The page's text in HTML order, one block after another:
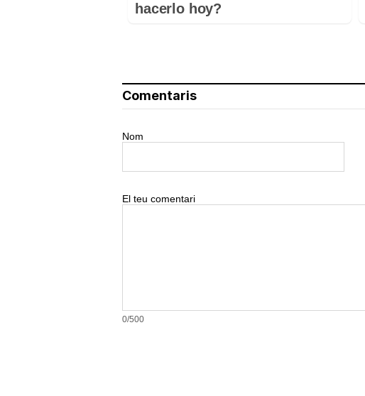
hacerlo hoy?
Comentaris
Nom
El teu comentari
0/500